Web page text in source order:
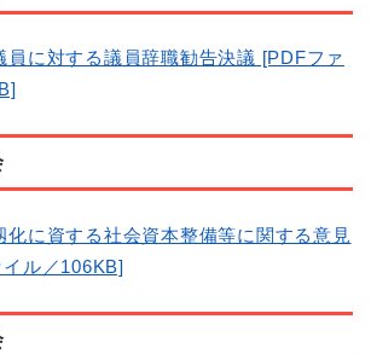
員に対する議員辞職勧告決議 [PDFファ
化に資する社会資本整備等に関する意見
ル／106KB]